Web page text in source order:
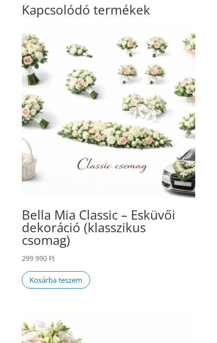
Kapcsolódó termékek
Bella Mia Classic – Esküvői
dekoráció (klasszikus
csomag)
299 990 Ft
Kosárba teszem